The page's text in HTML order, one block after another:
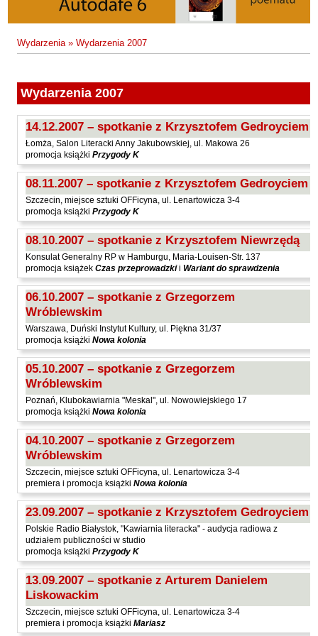
Fajfer Zenon
Filipowski Michał
Fluks Piotr
Franczak Jerzy
Gedroyć Krzysztof
Gleń Adrian
Gondek Katarzyna
Gorszewski Paweł
Grodecki Andrzej
Gryko Krzysztof
Guillevic
Gwiazda-Elmerych Małgorzata
Helbig Brygida
Hoffmann Krzysztof
Holden Gojtowski Jarek
Hrynacz Tomasz
Jakób Lech M.
Jakubowski Jarosław
Jakubowski Paweł
Jasina Zbigniew
Jentys-Borelowska Maria
Jocher Waldemar
Jonaszko Jolanta
Juzyszyn Wojciech
Kain Dawid
Kalenin Magdalena
Kamiński Gabriel Leonard
Kaniecka-Mazurek Anna
Zbigniew KosiorowskiNawrót
Artur Daniel LiskowackiZimno
Grażyna ObrąpalskaPoprawki
Jakub Michał PawłowskiAgrestowe sny
Uta PrzybośCoraz
Gustaw RajmusKrólestwa
Rafał SienkiewiczSmutny bóg
Karol SamselAutodafe 8
Karol SamselCairo Declaration
Andrzej WojciechowskiNędza do całowania
Wydarzenia» Wydarzenia 2007
Wydarzenia 2007
14.12.2007 – spotkanie z Krzysztofem Gedroyciem
Łomża, Salon Literacki Anny Jakubowskiej, ul. Makowa 26
promocja książki Przygody K
08.11.2007 – spotkanie z Krzysztofem Gedroyciem
Szczecin, miejsce sztuki OFFicyna, ul. Lenartowicza 3-4
promocja książki Przygody K
08.10.2007 – spotkanie z Krzysztofem Niewrzędą
Konsulat Generalny RP w Hamburgu, Maria-Louisen-Str. 137
promocja książek Czas przeprowadzkii Wariant do sprawdzenia
06.10.2007 – spotkanie z Grzegorzem
Wróblewskim
Warszawa, Duński Instytut Kultury, ul. Piękna 31/37
promocja książki Nowa kolonia
05.10.2007 – spotkanie z Grzegorzem
Wróblewskim
Poznań, Klubokawiarnia "Meskal", ul. Nowowiejskiego 17
promocja książki Nowa kolonia
04.10.2007 – spotkanie z Grzegorzem
Wróblewskim
Szczecin, miejsce sztuki OFFicyna, ul. Lenartowicza 3-4
premiera i promocja książki Nowa kolonia
23.09.2007 – spotkanie z Krzysztofem Gedroyciem
Polskie Radio Białystok, "Kawiarnia literacka" - audycja radiowa z
udziałem publiczności w studio
promocja książki Przygody K
13.09.2007 – spotkanie z Arturem Danielem
Liskowackim
Szczecin, miejsce sztuki OFFicyna, ul. Lenartowicza 3-4
premiera i promocja książki Mariasz